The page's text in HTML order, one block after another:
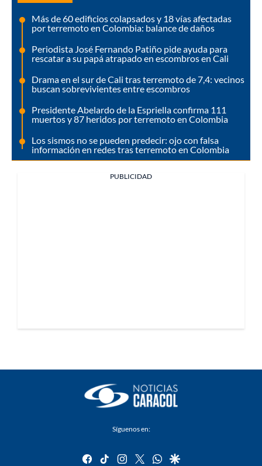
Más de 60 edificios colapsados y 18 vías afectadas
por terremoto en Colombia: balance de daños
Periodista José Fernando Patiño pide ayuda para
rescatar a su papá atrapado en escombros en Cali
Drama en el sur de Cali tras terremoto de 7,4: vecinos
buscan sobrevivientes entre escombros
Presidente Abelardo de la Espriella confirma 111
muertos y 87 heridos por terremoto en Colombia
Los sismos no se pueden predecir: ojo con falsa
información en redes tras terremoto en Colombia
PUBLICIDAD
Síguenos en:
facebook
tiktok instagram
twitterwhatsapp
google